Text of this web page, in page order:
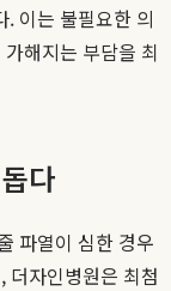
이는 불필요한 의
해지는 부담을 최
다
파열이 심한 경우
더자인병원은 최첨